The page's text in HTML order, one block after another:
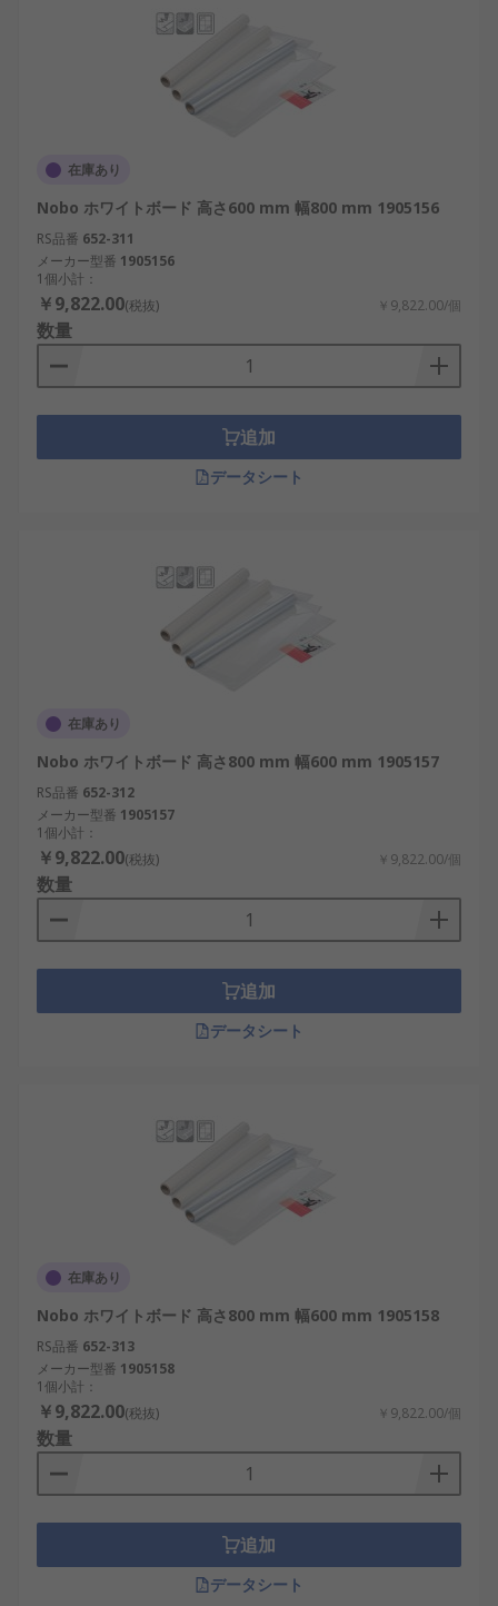
在庫あり
Nobo ホワイトボード 高さ600 mm 幅800 mm 1905156
RS品番 652-311
メーカー型番 1905156
1個小計：
￥9,822.00(税抜) ￥9,822.00/個
数量
追加
データシート
在庫あり
Nobo ホワイトボード 高さ800 mm 幅600 mm 1905157
RS品番 652-312
メーカー型番 1905157
1個小計：
￥9,822.00(税抜) ￥9,822.00/個
数量
追加
データシート
在庫あり
Nobo ホワイトボード 高さ800 mm 幅600 mm 1905158
RS品番 652-313
メーカー型番 1905158
1個小計：
￥9,822.00(税抜) ￥9,822.00/個
数量
追加
データシート